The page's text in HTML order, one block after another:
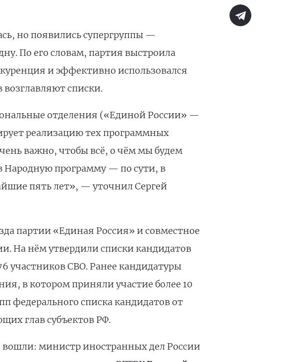
но появились супергруппы —
По его словам, партия выстроила
и эффективно использовался
возглавляют списки.
отделения («Единой России» —
реализацию тех программных
важно, чтобы всё, о чём мы будем
Народную программу — по сути, в
пять лет», — уточнил Сергей
партии «Единая Россия» и совместное
На нём утвердили списки кандидатов
участников СВО. Ранее кандидатуры
в котором приняли участие более 10
федерального списка кандидатов от
глав субъектов РФ.
вошли: министр иностранных дел России